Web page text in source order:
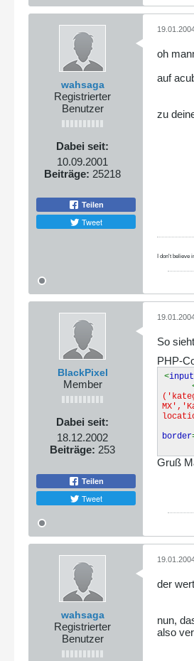
wahsaga
Registrierter
Benutzer
Dabei seit:
10.09.2001
Beiträge: 25218
Teilen
Tweet
oh
auf
zu
I don't believe
BlackPixel
Member
Dabei seit:
18.12.2002
Beiträge: 253
Teilen
Tweet
So
PHP-
<input
border
Gruß
wahsaga
Registrierter
Benutzer
der
nun,
also